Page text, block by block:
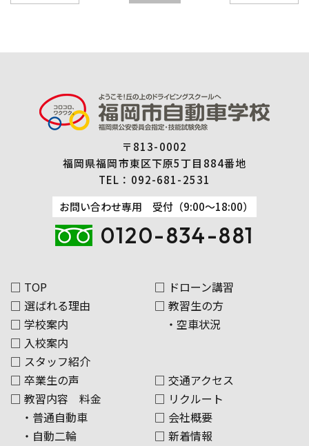
〒813-0002
福岡県福岡市東区下原5丁目884番地
TEL： 092-681-2531
お問い合わせ専用 受付（9:00～18:00）
0120-834-881
□ TOP
□ 選ばれる理由
□ 学校案内
□ 入校案内
□ スタッフ紹介
□ 卒業生の声
□ 教習内容 料金
・普通自動車
・自動二輪
□ ドローン講習
□ 教習生の方
・空車状況
□ 交通アクセス
□ リクルート
□ 会社概要
□ 新着情報